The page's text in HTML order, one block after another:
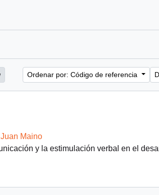
Ordenar por: Código de referencia
Maino
y la estimulación verbal en el